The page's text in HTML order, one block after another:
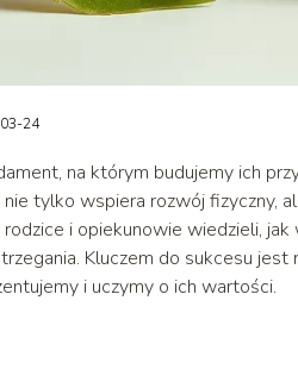
24
na którym budujemy ich
tylko wspiera rozwój fizyczny,
i opiekunowie wiedzieli,
Kluczem do sukcesu
i uczymy o ich wartości.